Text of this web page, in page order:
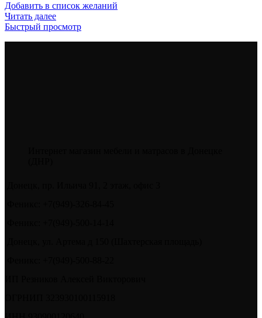
Добавить в список желаний
Читать далее
Быстрый просмотр